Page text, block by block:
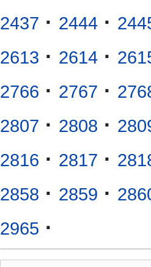
2437 · 2444 ·
2613 · 2614 ·
2766 · 2767 ·
2807 · 2808 ·
2816 · 2817 ·
2858 · 2859 ·
2965 ·